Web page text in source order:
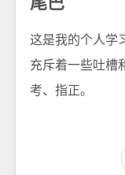
这是我的个人学
充斥着一些吐槽
考、指正。